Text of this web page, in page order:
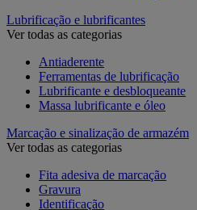
Lubrificação e lubrificantes
Ver todas as categorias
Antiaderente
Ferramentas de lubrificação
Lubrificante e desbloqueante
Massa lubrificante e óleo
Marcação e sinalização de armazém
Ver todas as categorias
Fita adesiva de marcação
Gravura
Identificação